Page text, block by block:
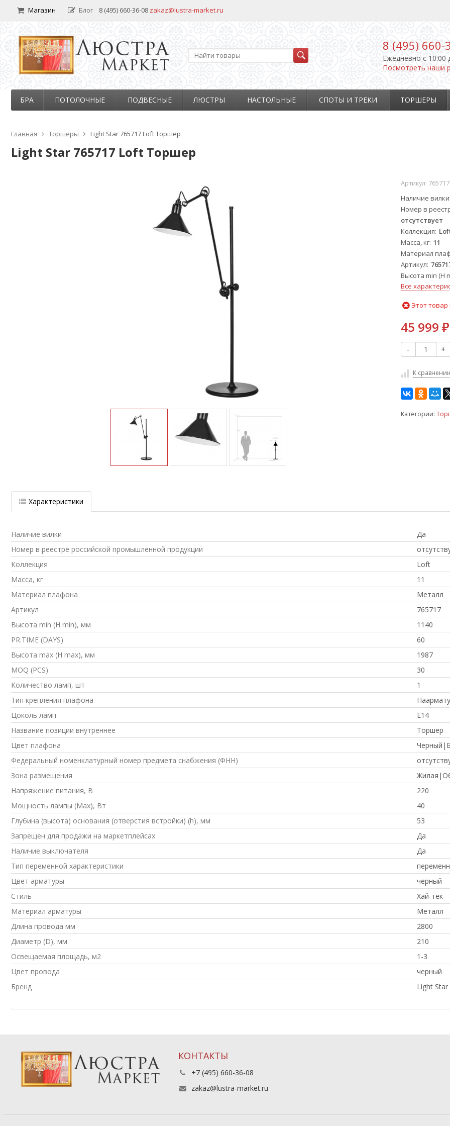
Магазин Блог 8 (495) 660-36-08 zakaz@lustra-market.ru
8 (495) 660-
Ежедневно c 10:00
Посмотреть наши
БРА ПОТОЛОЧНЫЕ ПОДВЕСНЫЕ ЛЮСТРЫ НАСТОЛЬНЫЕ СПОТЫ И ТРЕКИ ТОРШЕРЫ
Главная Торшеры Light Star 765717 Loft Торшер
Light Star 765717 Loft Торшер
Артикул: 765717
Наличие вилки
Номер в
отсутствует
Коллекция
Масса, кг 11
Материал
Артикул
Высота min (H
Все
Этот товар
45 999 ₽
- +
К
Категории:
Характеристики
Наличие вилки
Да
Номер в реестре российской промышленной продукции
Коллекция
Loft
Масса, кг
11
Материал плафона
Металл
Артикул
765717
Высота min (H min), мм
1140
PR.TIME (DAYS)
60
Высота max (H max), мм
1987
MOQ (PCS)
30
Количество ламп, шт
1
Тип крепления плафона
Цоколь ламп
E14
Название позиции внутреннее
Торшер
Цвет плафона
Федеральный номенклатурный номер предмета снабжения (ФНН)
Зона размещения
Напряжение питания, В
220
Мощность лампы (Max), Вт
40
Глубина (высота) основания (отверстия встройки) (h), мм
53
Запрещен для продажи на маркетплейсах
Да
Наличие выключателя
Да
Тип переменной характеристики
Цвет арматуры
черный
Стиль
Хай-тек
Материал арматуры
Металл
Длина провода мм
2800
Диаметр (D), мм
210
Освещаемая площадь, м2
1-3
Цвет провода
черный
Бренд
Light Star
КОНТАКТЫ
+7 (495) 660-36-08
zakaz@lustra-market.ru